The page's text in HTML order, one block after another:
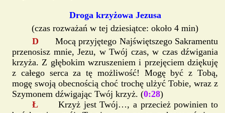
Droga krzyżowa Jezusa
(czas rozważań w tej dziesiątce: około 4 min)
D Mocą przyjętego Najświętszego Sakramentu
przenosisz mnie, Jezu, w Twój czas, w czas dźwigania
krzyża. Z głębokim wzruszeniem i przejęciem dziękuję
z całego serca za tę możliwość! Mogę być z Tobą,
mogę swoją obecnością choć trochę ulżyć Tobie, wraz z
Szymonem dźwigając Twój krzyż. (0:28)
Ł Krzyż jest Twój…, a przecież powinien to